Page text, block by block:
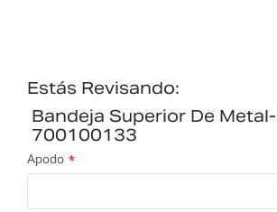
Estás Revisando:
Bandeja Superior De Metal-
700100133
Apodo